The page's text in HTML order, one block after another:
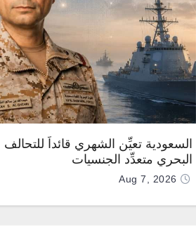
السعودية تعيِّن الشهري قائداً للتحالف
البحري متعدِّد الجنسيات
Aug 7, 2026